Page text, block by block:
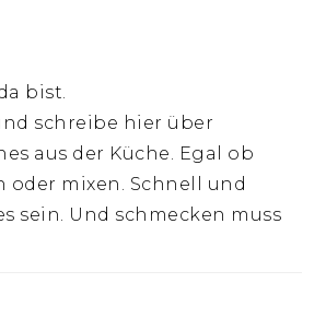
bist.
schreibe hier über
aus der Küche. Egal ob
oder mixen. Schnell und
sein. Und schmecken muss